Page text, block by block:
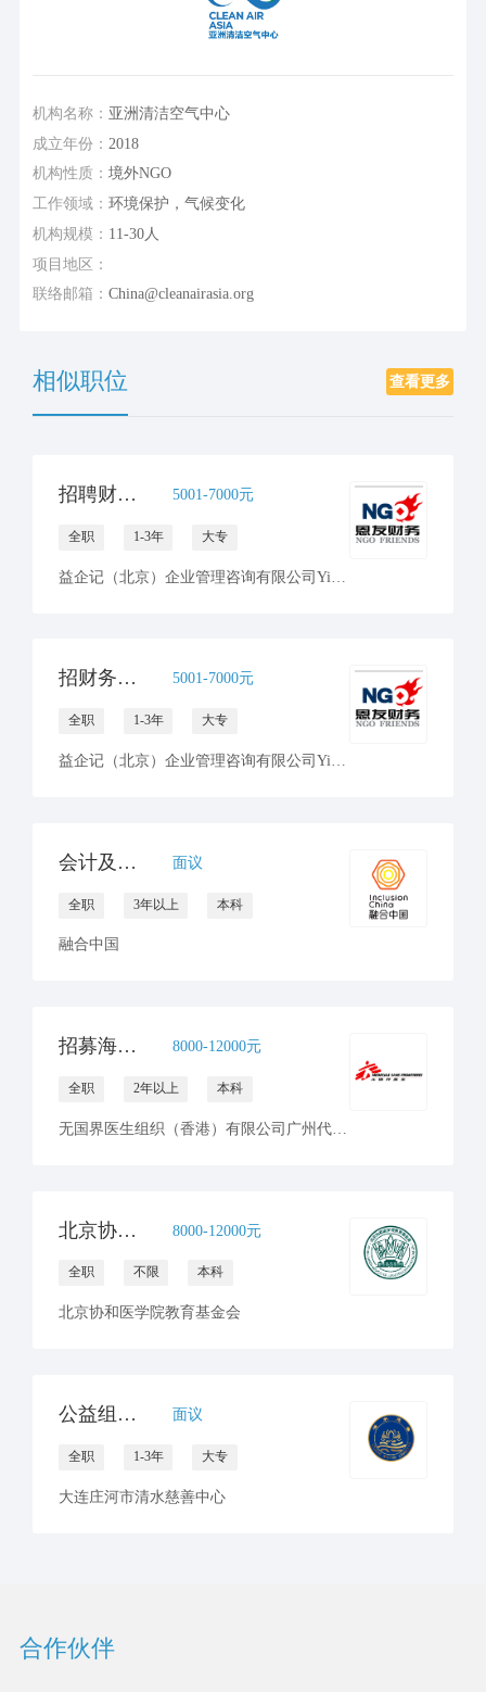
机构名称： 亚洲清洁空气中心
成立年份： 2018
机构性质： 境外NGO
工作领域： 环境保护，气候变化
机构规模： 11-30人
项目地区：
联络邮箱： China@cleanairasia.org
相似职位 查看更多
招聘财务助理1名 5001-7000元
全职 1-3年 大专
招财务助理1名 5001-7000元
全职 1-3年 大专
会计及人力资源主管 面议
全职 3年以上 本科
融合中国
招募海外前线財務統籌​人員 - 无国界医生 8000-12000元
全职 2年以上 本科
无国界医生组织（香港）有限公司广州代表处
北京协和医学院教育基金会财务部招聘会计1名 8000-12000元
全职 不限 本科
北京协和医学院教育基金会
公益组织会计 面议
全职 1-3年 大专
大连庄河市清水慈善中心
合作伙伴